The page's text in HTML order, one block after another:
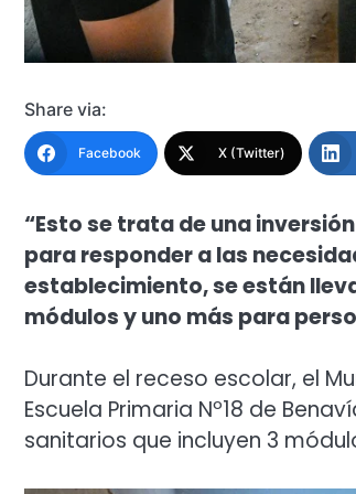
Share via:
Facebook X (Twitter)
“Esto se trata de una
para responder a las
establecimiento, se están
módulos y uno más para
Durante el receso escolar, el
Escuela Primaria Nº18 de
sanitarios que incluyen 3